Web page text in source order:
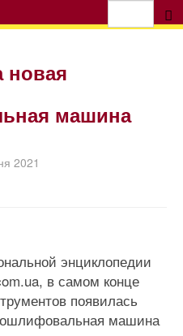
машина
2021
энциклопедии
в самом конце
появилась
машина